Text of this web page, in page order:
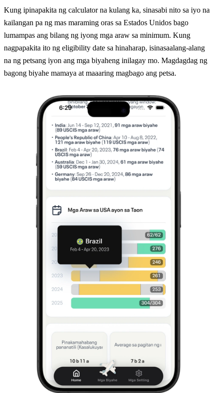
Kung ipinapakita ng calculator na kulang ka, sinasabi nito sa iyo na
kailangan pa ng mas maraming oras sa Estados Unidos bago
lumampas ang bilang ng iyong mga araw sa minimum. Kung
nagpapakita ito ng eligibility date sa hinaharap, isinasaalang-alang
na ng petsang iyon ang mga biyaheng inilagay mo. Magdagdag ng
bagong biyahe mamaya at maaaring magbago ang petsa.